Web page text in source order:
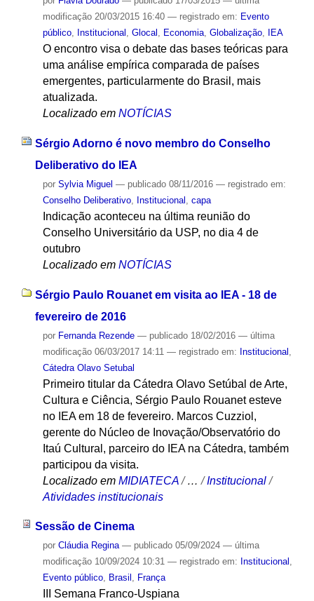
modificação20/03/2015 16:40 — registrado em: Evento
público, Institucional , Glocal , Economia, Globalização, IEA
O encontro visa o debate das bases teóricas para
uma análise empírica comparada de países
emergentes, particularmente do Brasil, mais
atualizada.
Localizado em NOTÍCIAS
Sérgio Adorno é novo membro do Conselho
Deliberativo do IEA
por Sylvia Miguel — publicado08/11/2016 — registrado em:
Conselho Deliberativo, Institucional , capa
Indicação aconteceu na última reunião do
Conselho Universitário da USP, no dia 4 de
outubro
Localizado em NOTÍCIAS
Sérgio Paulo Rouanet em visita ao IEA - 18 de
fevereiro de 2016
por Fernanda Rezende — publicado18/02/2016 — última
modificação06/03/2017 14:11 — registrado em: Institucional
Cátedra Olavo Setubal
Primeiro titular da Cátedra Olavo Setúbal de Arte,
Cultura e Ciência, Sérgio Paulo Rouanet esteve
no IEA em 18 de fevereiro. Marcos Cuzziol,
gerente do Núcleo de Inovação/Observatório do
Itaú Cultural, parceiro do IEA na Cátedra, também
participou da visita.
Localizado em MIDIATECA /…/Institucional /
Atividades institucionais
Sessão de Cinema
por Cláudia Regina — publicado05/09/2024 — última
modificação10/09/2024 10:31 — registrado em: Institucional ,
Evento público, Brasil , França
III Semana Franco-Uspiana